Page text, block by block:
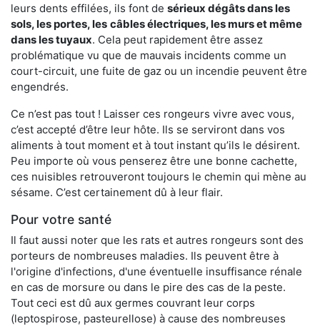
leurs dents effilées, ils font de sérieux dégâts dans les
sols, les portes, les câbles électriques, les murs et même
dans les tuyaux. Cela peut rapidement être assez
problématique vu que de mauvais incidents comme un
court-circuit, une fuite de gaz ou un incendie peuvent être
engendrés.
Ce n’est pas tout ! Laisser ces rongeurs vivre avec vous,
c’est accepté d’être leur hôte. Ils se serviront dans vos
aliments à tout moment et à tout instant qu’ils le désirent.
Peu importe où vous penserez être une bonne cachette,
ces nuisibles retrouveront toujours le chemin qui mène au
sésame. C’est certainement dû à leur flair.
Pour votre santé
Il faut aussi noter que les rats et autres rongeurs sont des
porteurs de nombreuses maladies. Ils peuvent être à
l'origine d'infections, d'une éventuelle insuffisance rénale
en cas de morsure ou dans le pire des cas de la peste.
Tout ceci est dû aux germes couvrant leur corps
(leptospirose, pasteurellose) à cause des nombreuses